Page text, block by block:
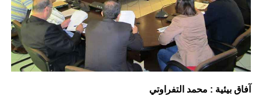
آفاق بيئية : محمد التفراوتي